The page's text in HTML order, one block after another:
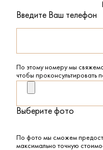
Введите Ваш телефон
По этому номеру мы
чтобы проконсультировать
Выберите фото
По фото мы сможем
максимально точную